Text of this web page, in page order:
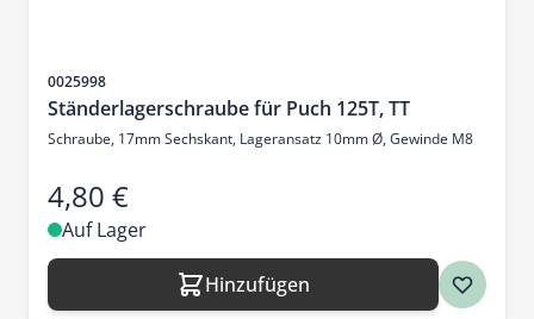
Artikelnr.
0025998
Ständerlagerschraube für Puch 125T, TT
Schraube, 17mm Sechskant, Lageransatz 10mm Ø, Gewinde M8
4,80 €
Auf Lager
Hinzufügen